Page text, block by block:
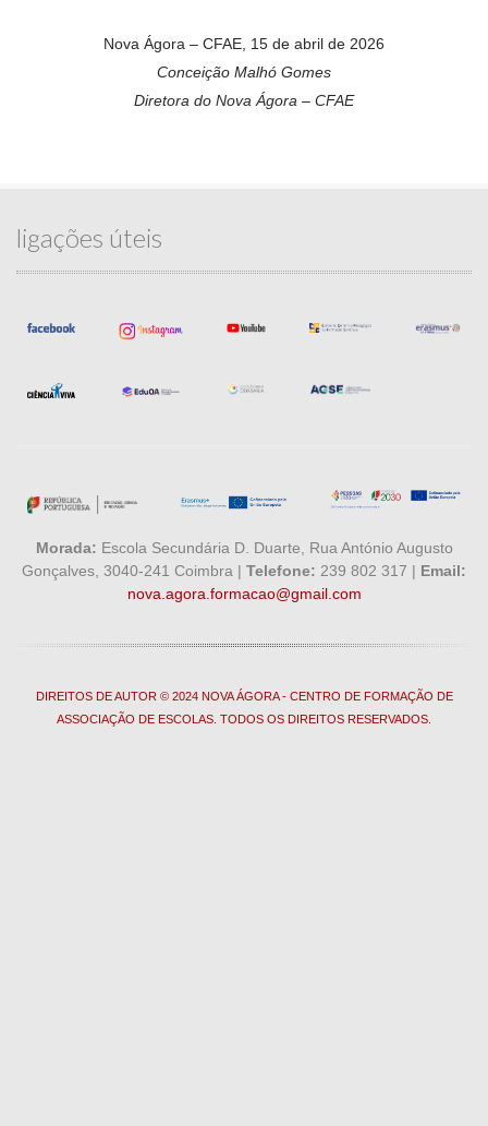
Nova Ágora – CFAE, 15 de abril de 2026
Conceição Malhó Gomes
Diretora do Nova Ágora – CFAE
ligações úteis
Morada: Escola Secundária D. Duarte, Rua António Augusto
Gonçalves, 3040-241 Coimbra | Telefone: 239 802 317 | Email:
nova.agora.formacao@gmail.com
DIREITOS DE AUTOR © 2024 NOVA ÁGORA - CENTRO DE FORMAÇÃO DE
ASSOCIAÇÃO DE ESCOLAS. TODOS OS DIREITOS RESERVADOS.